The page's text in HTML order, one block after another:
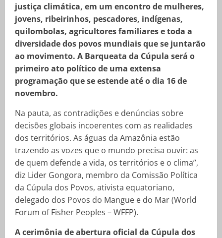
justiça climática, em um encontro de mulheres,
jovens, ribeirinhos, pescadores, indígenas,
quilombolas, agricultores familiares e toda a
diversidade dos povos mundiais que se juntarão
ao movimento. A Barqueata da Cúpula será o
primeiro ato político de uma extensa
programação que se estende até o dia 16 de
novembro.
Na pauta, as contradições e denúncias sobre
decisões globais incoerentes com as realidades
dos territórios. As águas da Amazônia estão
trazendo as vozes que o mundo precisa ouvir: as
de quem defende a vida, os territórios e o clima”,
diz Lider Gongora, membro da Comissão Política
da Cúpula dos Povos, ativista equatoriano,
delegado dos Povos do Mangue e do Mar (World
Forum of Fisher Peoples – WFFP).
A cerimônia de abertura oficial da Cúpula dos